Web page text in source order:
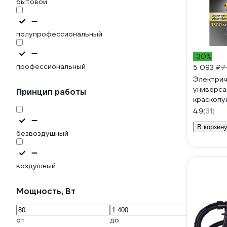
полупрофессиональный
профессиональный
Принцип работы
безвоздушный
воздушный
Мощность, Вт
от до
-30%
5 093 ₽7
550 ВТ,
4.9(31)
В корзину